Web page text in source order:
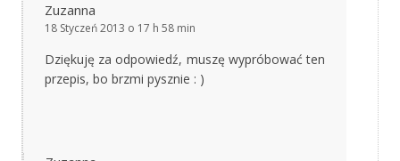
Zuzanna
18 Styczeń 2013 o 17 h 58 min
Dziękuję za odpowiedź, muszę wypróbować ten
przepis, bo brzmi pysznie : )